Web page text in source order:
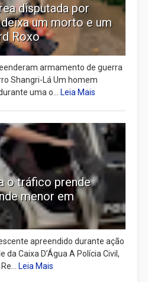
disputada por
um morto e um
Roxo
armamento de guerra
Shangri-Lá Um homem
uma o... Leia Mais
o tráfico prende
menor em
apreendido durante ação
da Caixa D’Água A Polícia Civil,
Leia Mais